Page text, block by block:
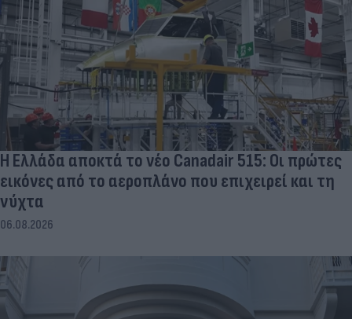
Η Ελλάδα αποκτά το νέο Canadair 515: Οι πρώτες
εικόνες από το αεροπλάνο που επιχειρεί και τη
νύχτα
06.08.2026